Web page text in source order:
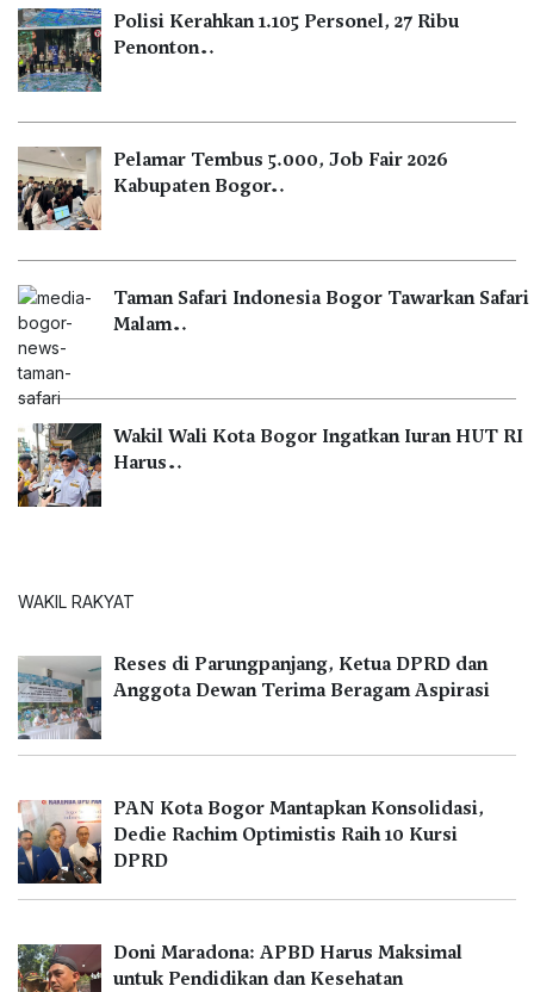
Polisi Kerahkan 1.105 Personel, 27 Ribu
Penonton…
Pelamar Tembus 5.000, Job Fair 2026
Kabupaten Bogor…
Taman Safari Indonesia Bogor Tawarkan Safari
Malam…
Wakil Wali Kota Bogor Ingatkan Iuran HUT RI
Harus…
WAKIL RAKYAT
Reses di Parungpanjang, Ketua DPRD dan
Anggota Dewan Terima Beragam Aspirasi
PAN Kota Bogor Mantapkan Konsolidasi,
Dedie Rachim Optimistis Raih 10 Kursi
DPRD
Doni Maradona: APBD Harus Maksimal
untuk Pendidikan dan Kesehatan